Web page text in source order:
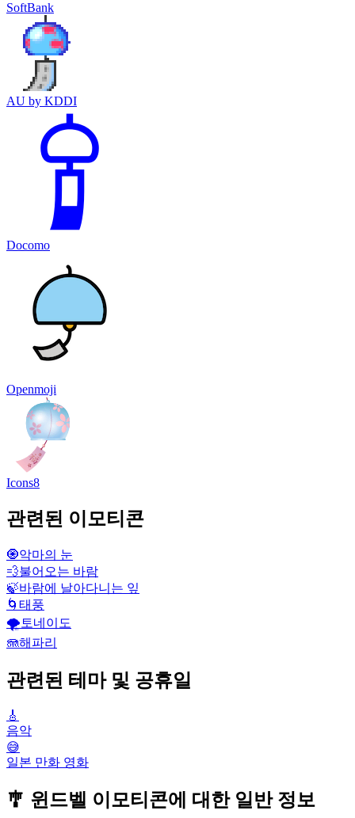
SoftBank
AU by KDDI
Docomo
Openmoji
Icons8
관련된 이모티콘
🧿악마의 눈
💨불어오는 바람
🍃바람에 날아다니는 잎
🌀 태풍
🌪️ 토네이도
🪼해파리
관련된 테마 및 공휴일
🎸
음악
😅
일본 만화 영화
🎐 윈드벨 이모티콘에 대한 일반 정보